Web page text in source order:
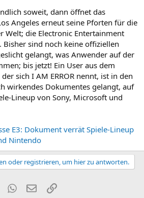
soweit, dann öffnet das
Angeles erneut seine Pforten für die
Welt; die Electronic Entertainment
Bisher sind noch keine offiziellen
gelangt, was Anwender auf der
bis jetzt! Ein User aus dem
sich I AM ERROR nennt, ist in den
wirkendes Dokumentes gelangt, auf
Lineup von Sony, Microsoft und
E3: Dokument verrät Spiele-Lineup
Nintendo
oder registrieren, um hier zu antworten.
WhatsApp
E-MailLink